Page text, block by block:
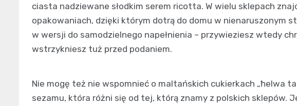
ciasta nadziewane słodkim serem ricotta. W wielu sklepach
opakowaniach, dzięki którym dotrą do domu w nienaruszonym
w wersji do samodzielnego napełnienia – przywieziesz wtedy
wstrzykniesz tuż przed podaniem.
Nie mogę też nie wspomnieć o maltańskich cukierkach „ħelwa
sezamu, która różni się od tej, którą znamy z polskich sklepów.